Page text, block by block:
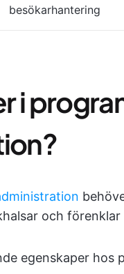
besökarhantering
i
och förenklar
egenskaper hos